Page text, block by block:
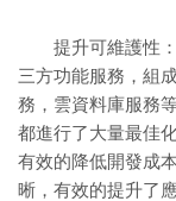
提升可維護性
三方功能服務，組
務，雲資料庫服務
都進行了大量最佳
有效的降低開發成
晰，有效的提升了